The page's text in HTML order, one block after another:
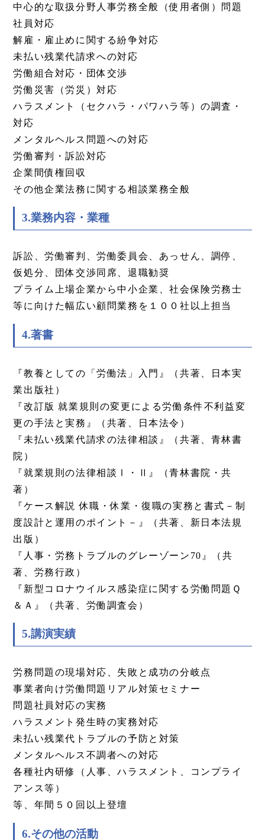
中心的な取扱分野人事労務全般（使用者側）問題
社員対応
解雇・雇止めに関する紛争対応
未払い残業代請求への対応
労働組合対応・団体交渉
労働災害（労災）対応
ハラスメント（セクハラ・パワハラ等）の調査・
対応
メンタルヘルス問題への対応
労働審判・訴訟対応
企業間債権回収
その他企業法務に関する相談業務全般
3.業務内容・業種
訴訟、労働審判、労働委員会、あっせん、調停、
仮処分、団体交渉同席、退職勧奨
プライム上場企業から中小企業、社会保険労務士
等に向けた幅広い顧問業務を１００社以上担当
4.著書
『教養としての「労働法」入門』（共著、日本実
業出版社）
『改訂版 就業規則の変更による労働条件不利益変
更の手法と実務』（共著、日本法令）
『未払い残業代請求の法律相談』（共著、青林書
院）
『就業規則の法律相談Ⅰ・Ⅱ』（青林書院・共
著）
『ケース解説 休職・休業・復職の実務と書式－制
度設計と運用のポイント－』（共著、新日本法規
出版）
『人事・労務トラブルのグレーゾーン70』（共
著、労務行政）
『新型コロナウイルス感染症に関する労働問題Ｑ
＆Ａ』（共著、労働調査会）
5.講演実績
労務問題の現場対応、失敗と成功の分岐点
事業者向け労働問題リアル対策セミナー
問題社員対応の実務
ハラスメント発生時の実務対応
未払い残業代トラブルの予防と対策
メンタルヘルス不調者への対応
各種社内研修（人事、ハラスメント、コンプライ
アンス等）
等、年間５０回以上登壇
6.その他の活動